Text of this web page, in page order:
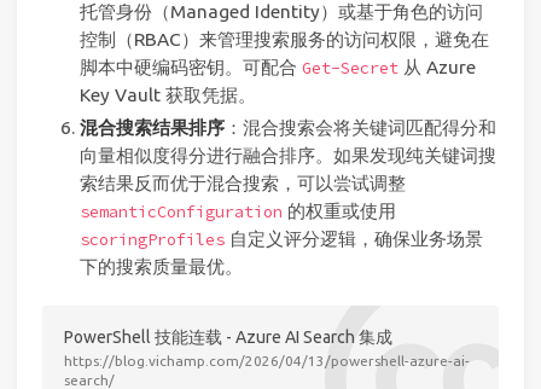
托管身份（Managed Identity）或基于角色的访问
控制（RBAC）来管理搜索服务的访问权限，避免在
脚本中硬编码密钥。可配合 Get-Secret从 Azure
Key Vault 获取凭据。
混合搜索结果排序：混合搜索会将关键词匹配得分和
向量相似度得分进行融合排序。如果发现纯关键词搜
索结果反而优于混合搜索，可以尝试调整
semanticConfiguration 的权重或使用
scoringProfiles自定义评分逻辑，确保业务场景
下的搜索质量最优。
PowerShell 技能连载 - Azure AI Search 集成
https://blog.vichamp.com/2026/04/13/powershell-azure-ai-
search/